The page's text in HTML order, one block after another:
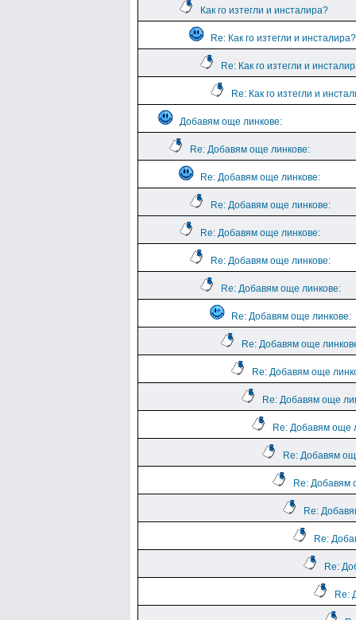
Как го изтегли и инсталира?
Re: Как го изтегли и инсталира?
Re: Как го изтегли и
Re: Как го изтегли и
Добавям още линкове:
Re: Добавям още линкове:
Re: Добавям още линкове:
Re: Добавям още линкове:
Re: Добавям още линкове:
Re: Добавям още линкове:
Re: Добавям още линкове:
Re: Добавям още линкове:
Re: Добавям още
Re: Добавям още
Re: Добавям още
Re: Добавям още
Re: Добавям
Re: Добавям
Re:
Re:
Re:
Re: